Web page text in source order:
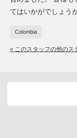
てはいかがでしょうか
Colombia
» このスタッフの他のス